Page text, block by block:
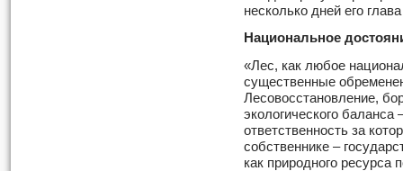
несколько дней его
Национальное
«Лес, как любое
существенные
Лесовосстановление,
экологического баланса
ответственность за
собственнике –
как природного ресурса